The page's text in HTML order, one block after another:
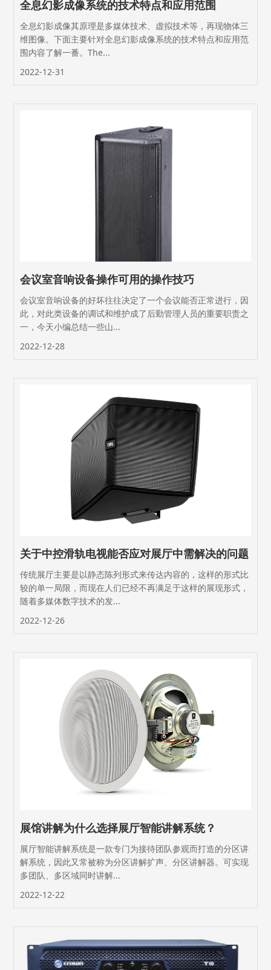
全息幻影成像系统的技术特点和应用范围
全息幻影成像其原理是多媒体技术、虚拟技术等，再现物体三
维图像。下面主要针对全息幻影成像系统的技术特点和应用范
围内容了解一番。The...
2022-12-31
会议室音响设备操作可用的操作技巧
会议室音响设备的好坏往往决定了一个会议能否正常进行，因
此，对此类设备的调试和维护成了后勤管理人员的重要职责之
一，今天小编总结一些山...
2022-12-28
关于中控滑轨电视能否应对展厅中需解决的问题
传统展厅主要是以静态陈列形式来传达内容的，这样的形式比
较的单一局限，而现在人们已经不再满足于这样的展现形式，
随着多媒体数字技术的发...
2022-12-26
展馆讲解为什么选择展厅智能讲解系统？
展厅智能讲解系统是一款专门为接待团队参观而打造的分区讲
解系统，因此又常被称为分区讲解扩声、分区讲解器。可实现
多团队、多区域同时讲解...
2022-12-22